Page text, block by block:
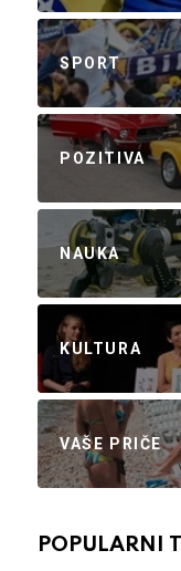
SPORT
POZITIVA
NAUKA
KULTURA
VAŠE PRIČE
POPULARNI